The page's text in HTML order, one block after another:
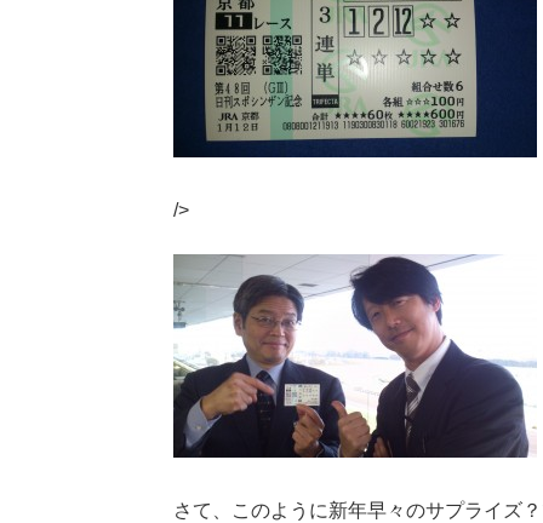
/>
さて、このように新年早々のサプライズ